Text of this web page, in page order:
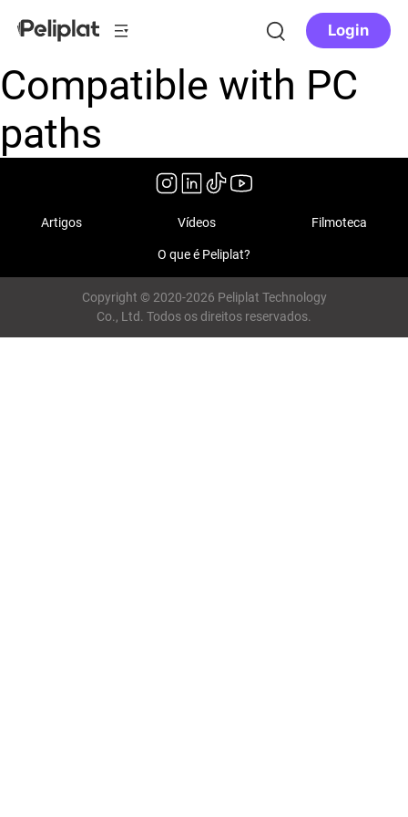
Login
Compatible with PC
paths
Artigos Vídeos Filmoteca
O que é Peliplat?
Copyright © 2020-2026 Peliplat Technology
Co., Ltd. Todos os direitos reservados.